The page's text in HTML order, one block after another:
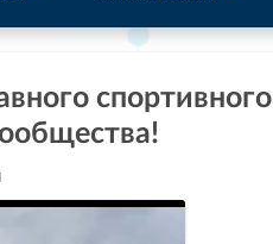
спортивного